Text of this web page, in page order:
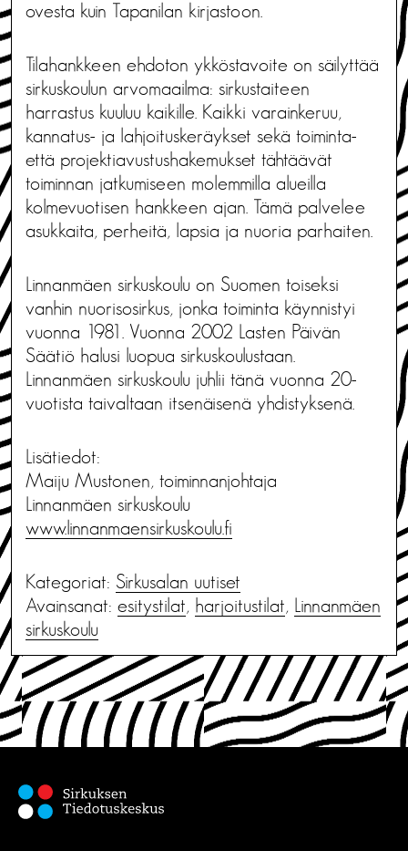
ovesta kuin Tapanilan kirjastoon.
Tilahankkeen ehdoton ykköstavoite on säilyttää
sirkuskoulun arvomaailma: sirkustaiteen
harrastus kuuluu kaikille. Kaikki varainkeruu,
kannatus- ja lahjoituskeräykset sekä toiminta-
että projektiavustushakemukset tähtäävät
toiminnan jatkumiseen molemmilla alueilla
kolmevuotisen hankkeen ajan. Tämä palvelee
asukkaita, perheitä, lapsia ja nuoria parhaiten.
Linnanmäen sirkuskoulu on Suomen toiseksi
vanhin nuorisosirkus, jonka toiminta käynnistyi
vuonna 1981. Vuonna 2002 Lasten Päivän
Säätiö halusi luopua sirkuskoulustaan.
Linnanmäen sirkuskoulu juhlii tänä vuonna 20-
vuotista taivaltaan itsenäisenä yhdistyksenä.
Lisätiedot:
Maiju Mustonen, toiminnanjohtaja
Linnanmäen sirkuskoulu
www.linnanmaensirkuskoulu.fi
Kategoriat: Sirkusalan uutiset
Avainsanat: esitystilat, harjoitustilat, Linnanmäen
sirkuskoulu